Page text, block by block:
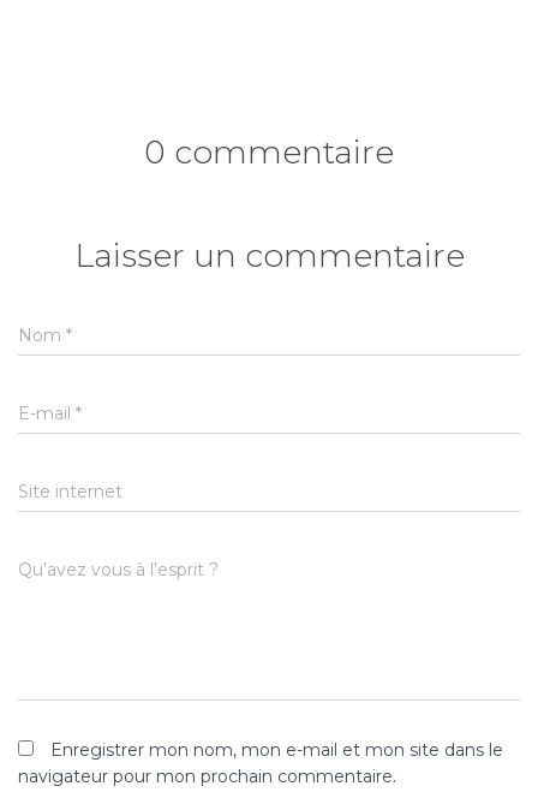
0 commentaire
Laisser un commentaire
Nom *
E-mail *
Site internet
Qu’avez vous à l’esprit ?
Enregistrer mon nom, mon e-mail et mon site dans le
navigateur pour mon prochain commentaire.